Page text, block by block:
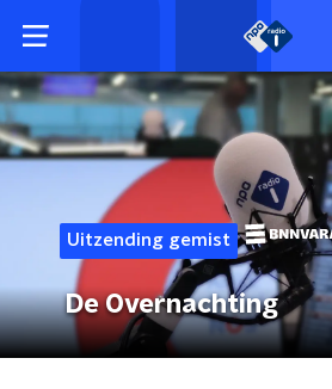
Uitzending gemist
De Overnachting